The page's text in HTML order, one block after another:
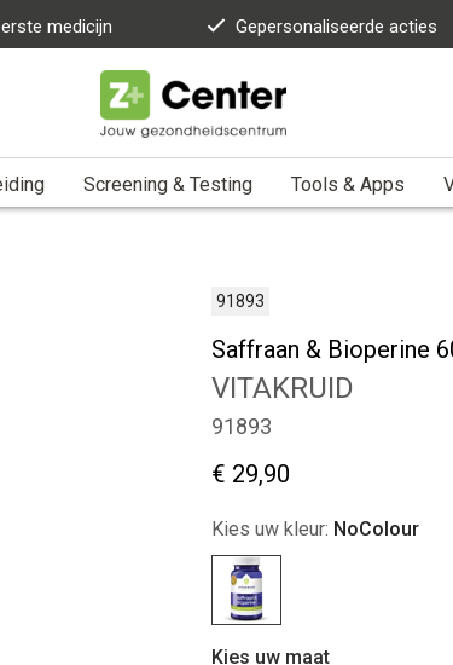
medicijn Gepersonaliseerde acties
Screening & Testing Tools & Apps
91893
Saffraan & Bioperine
VITAKRUID
91893
€ 29,90
Kies uw kleur: NoColour
Kies uw maat